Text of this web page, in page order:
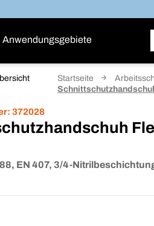
Anwendungsgebiete
Startseite
372028
EN 407, 3/4-